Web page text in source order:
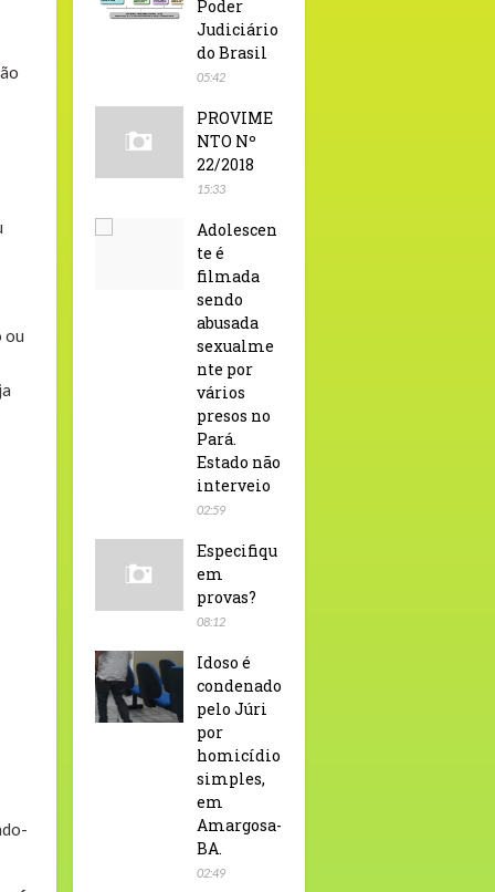
ou
Poder
Judiciário
do Brasil
05:42
PROVIME
NTO Nº
22/2018
15:33
Adolescen
te é
filmada
sendo
abusada
sexualme
nte por
vários
presos no
Pará.
Estado não
interveio
02:59
Especifiqu
em
provas?
08:12
Idoso é
condenado
pelo Júri
por
homicídio
simples,
em
Amargosa-
BA.
02:49